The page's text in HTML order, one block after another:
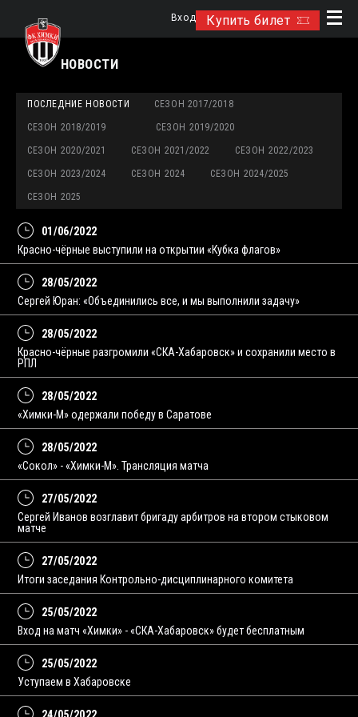
Купить билет
Вход
НОВОСТИ
ПОСЛЕДНИЕ НОВОСТИ СЕЗОН 2017/2018
СЕЗОН 2018/2019 СЕЗОН 2019/2020
СЕЗОН 2020/2021 СЕЗОН 2021/2022 СЕЗОН 2022/2023
СЕЗОН 2023/2024 СЕЗОН 2024 СЕЗОН 2024/2025
СЕЗОН 2025
01/06/2022
Красно-чёрные выступили на открытии «Кубка флагов»
28/05/2022
Сергей Юран: «Объединились все, и мы выполнили задачу»
28/05/2022
Красно-чёрные разгромили «СКА-Хабаровск» и сохранили место в
РПЛ
28/05/2022
«Химки-М» одержали победу в Саратове
28/05/2022
«Сокол» - «Химки-М». Трансляция матча
27/05/2022
Сергей Иванов возглавит бригаду арбитров на втором стыковом
матче
27/05/2022
Итоги заседания Контрольно-дисциплинарного комитета
25/05/2022
Вход на матч «Химки» - «СКА-Хабаровск» будет бесплатным
25/05/2022
Уступаем в Хабаровске